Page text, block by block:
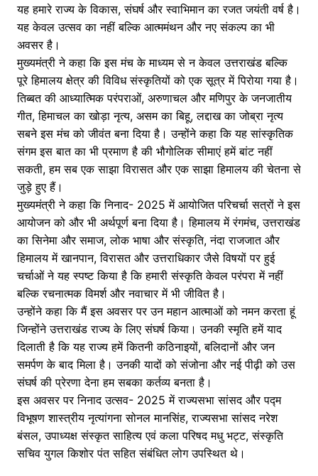
यह हमारे राज्य के विकास, संघर्ष और स्वाभिमान का रजत जयंती वर्ष है।
यह केवल उत्सव का नहीं बल्कि आत्ममंथन और नए संकल्प का भी
अवसर है।
मुख्यमंत्री ने कहा कि इस मंच के माध्यम से न केवल उत्तराखंड बल्कि
पूरे हिमालय क्षेत्र की विविध संस्कृतियों को एक सूत्र में पिरोया गया है।
तिब्बत की आध्यात्मिक परंपराओं, अरुणाचल और मणिपुर के जनजातीय
गीत, हिमाचल का खोड़ा नृत्य, असम का बिहू, लद्दाख का जोब्रा नृत्य
सबने इस मंच को जीवंत बना दिया है। उन्होंने कहा कि यह सांस्कृतिक
संगम इस बात का भी प्रमाण है की भौगोलिक सीमाएं हमें बांट नहीं
सकती, हम सब एक साझा विरासत और एक साझा हिमालय की चेतना से
जुड़े हुए हैं।
मुख्यमंत्री ने कहा कि निनाद- 2025 में आयोजित परिचर्चा सत्रों ने इस
आयोजन को और भी अर्थपूर्ण बना दिया है। हिमालय में रंगमंच, उत्तराखंड
का सिनेमा और समाज, लोक भाषा और संस्कृति, नंदा राजजात और
हिमालय में खानपान, विरासत और उत्तराधिकार जैसे विषयों पर हुई
चर्चाओं ने यह स्पष्ट किया है कि हमारी संस्कृति केवल परंपरा में नहीं
बल्कि रचनात्मक विमर्श और नवाचार में भी जीवित है।
उन्होंने कहा कि मैं इस अवसर पर उन महान आत्माओं को नमन करता हूं
जिन्होंने उत्तराखंड राज्य के लिए संघर्ष किया। उनकी स्मृति हमें याद
दिलाती है कि यह राज्य हमें कितनी कठिनाइयों, बलिदानों और जन
समर्पण के बाद मिला है। उनकी यादों को संजोना और नई पीढ़ी को उस
संघर्ष की प्रेरणा देना हम सबका कर्तव्य बनता है।
इस अवसर पर निनाद उत्सव- 2025 में राज्यसभा सांसद और पद्म
विभूषण शास्त्रीय नृत्यांगना सोनल मानसिंह, राज्यसभा सांसद नरेश
बंसल, उपाध्यक्ष संस्कृत साहित्य एवं कला परिषद मधु भट्ट, संस्कृति
सचिव युगल किशोर पंत सहित संबंधित लोग उपस्थित थे।